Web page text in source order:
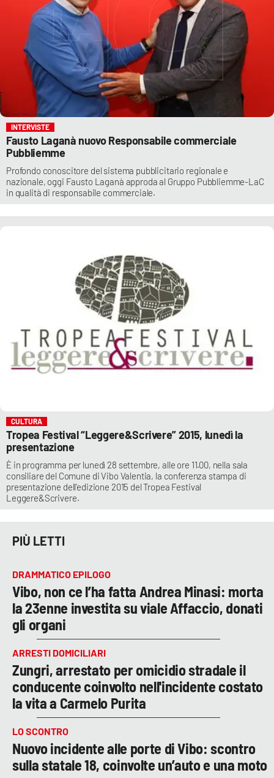
INTERVISTE
Fausto Laganà nuovo Responsabile commerciale
Pubbliemme
Profondo conoscitore del sistema pubblicitario regionale e
nazionale, oggi Fausto Laganà approda al Gruppo Pubbliemme-LaC
in qualità di responsabile commerciale.
CULTURA
Tropea Festival “Leggere&Scrivere” 2015, lunedì la
presentazione
È in programma per lunedì 28 settembre, alle ore 11.00, nella sala
consiliare del Comune di Vibo Valentia, la conferenza stampa di
presentazione dell’edizione 2015 del Tropea Festival
Leggere&Scrivere.
PIÙ LETTI
DRAMMATICO EPILOGO
Vibo, non ce l’ha fatta Andrea Minasi: morta
la 23enne investita su viale Affaccio, donati
gli organi
ARRESTI DOMICILIARI
Zungri, arrestato per omicidio stradale il
conducente coinvolto nell'incidente costato
la vita a Carmelo Purita
LO SCONTRO
Nuovo incidente alle porte di Vibo: scontro
sulla statale 18, coinvolte un’auto e una moto